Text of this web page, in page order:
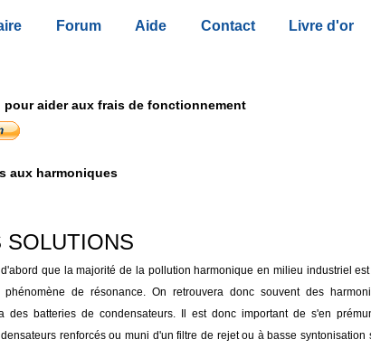
Forum Aide Contact Livre d'or
pour aider aux frais de fonctionnement
aux harmoniques
SOLUTIONS
que la majorité de la pollution harmonique en milieu industriel
de résonance. On retrouvera donc souvent des
des batteries de condensateurs. Il est donc important de s'en
renforcés ou muni d'un filtre de rejet ou à basse syntonisation